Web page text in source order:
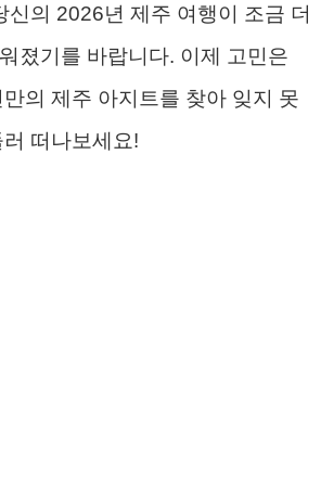
신의 2026년 제주 여행이 조금 더
졌기를 바랍니다. 이제 고민은
의 제주 아지트를 찾아 잊지 못
떠나보세요!